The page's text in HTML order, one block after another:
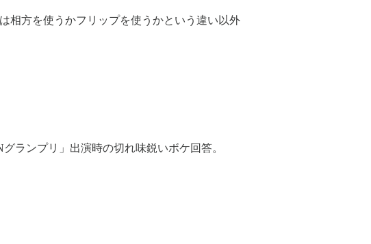
相方を使うかフリップを使うかという違い以外
ランプリ」出演時の切れ味鋭いボケ回答。